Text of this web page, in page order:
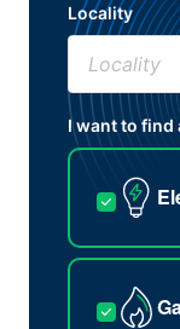
Locality
I want to find